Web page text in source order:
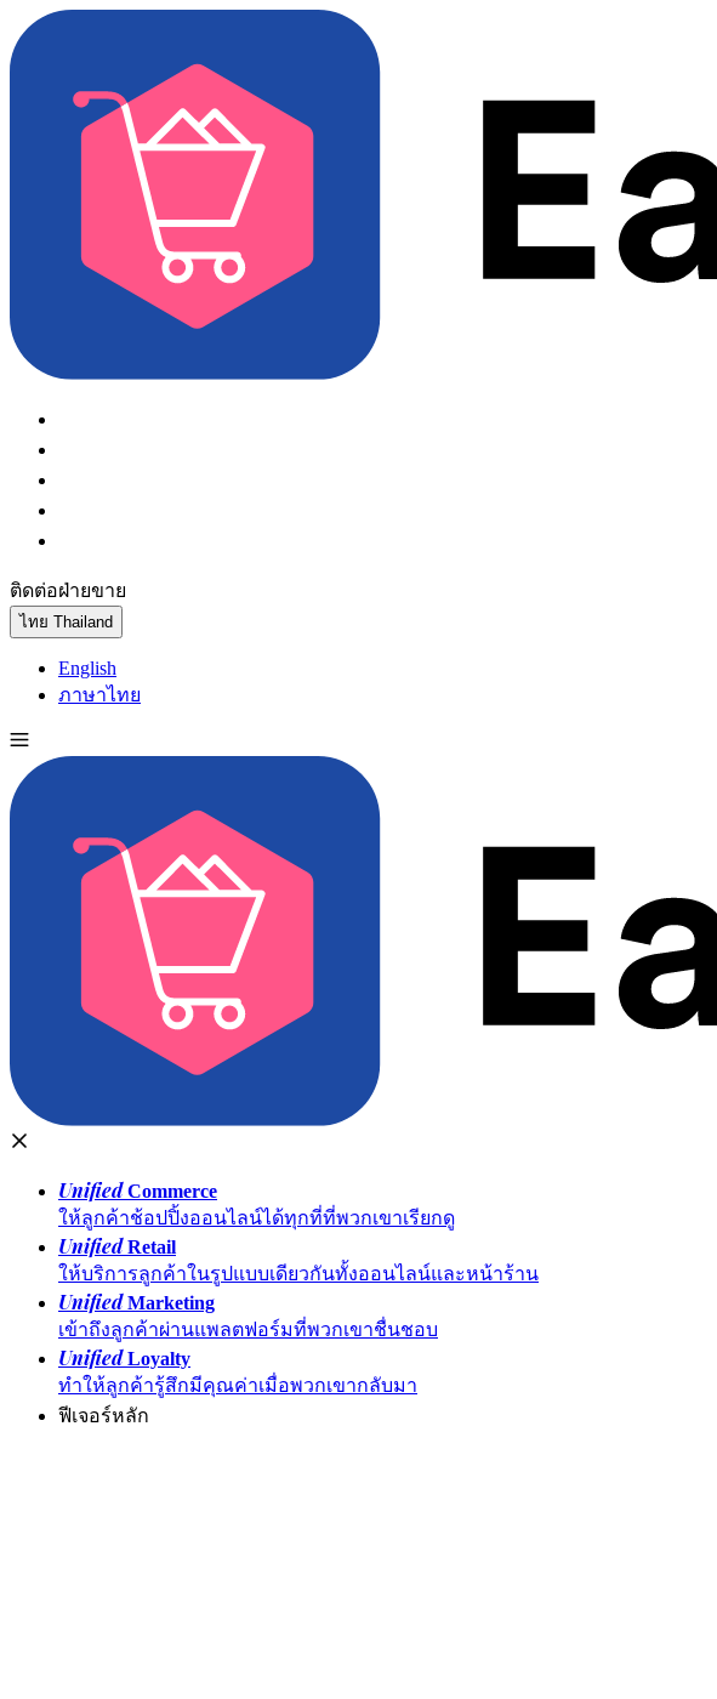
ติดต่อฝ่ายขาย
ไทย Thailand
English
ภาษาไทย
UnifiedCommerce
ให้ลูกค้าช้อปปิ้งออนไลน์ได้ทุกที่ที่พวกเขาเรียกดู
UnifiedRetail
ให้บริการลูกค้าในรูปแบบเดียวกันทั้งออนไลน์และหน้าร้าน
UnifiedMarketing
เข้าถึงลูกค้าผ่านแพลตฟอร์มที่พวกเขาชื่นชอบ
UnifiedLoyalty
ทำให้ลูกค้ารู้สึกมีคุณค่าเมื่อพวกเขากลับมา
ฟีเจอร์หลัก